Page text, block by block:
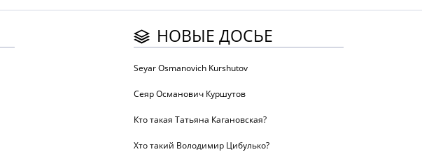
НОВЫЕ ДОСЬЕ
Seyar Osmanovich Kurshutov
Сеяр Османович Куршутов
Кто такая Татьяна Кагановская?
Хто такий Володимир Цибулько?